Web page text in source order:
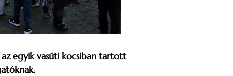
egyik vasúti kocsiban tartott